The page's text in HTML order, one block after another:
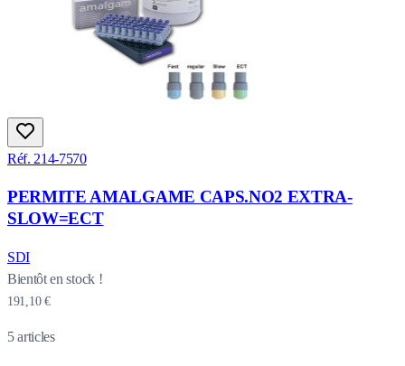
Réf. 214-7570
PERMITE AMALGAME CAPS.NO2 EXTRA-
SLOW=ECT
SDI
Bientôt en stock !
191,10 €
5articles